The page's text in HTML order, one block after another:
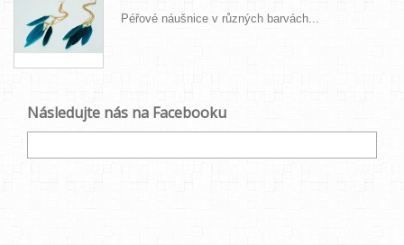
Péřové náušnice v různých barvách...
Následujte nás na Facebooku